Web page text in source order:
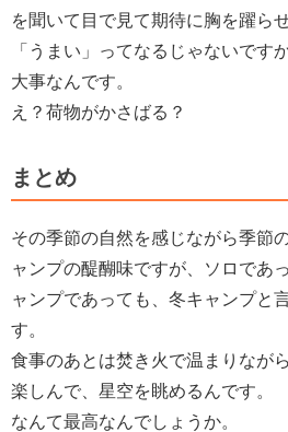
を聞いて目で見て期待に胸を躍ら
「うまい」ってなるじゃないです
大事なんです。
え？荷物がかさばる？
まとめ
その季節の自然を感じながら季節
ャンプの醍醐味ですが、ソロであ
ャンプであっても、冬キャンプと
す。
食事のあとは焚き火で温まりなが
楽しんで、星空を眺めるんです。
なんて最高なんでしょうか。